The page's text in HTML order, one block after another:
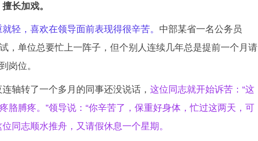
长加戏。
轻，喜欢在领导面前表现得很辛苦。 中部某省一名公务员
，单位总要忙上一阵子，但个别人连续几年总是提前一个月请
岗位。
轴转了一个多月的同事还没说话， 这位同志就开始诉苦：“这
胳膊疼。”领导说：“你辛苦了，保重好身体，忙过这两天，可
同志顺水推舟，又请假休息一个星期。